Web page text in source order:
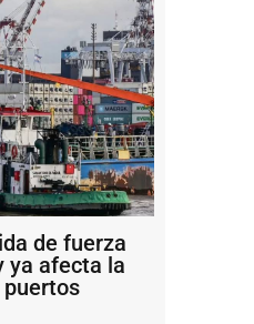
de fuerza
ya afecta la